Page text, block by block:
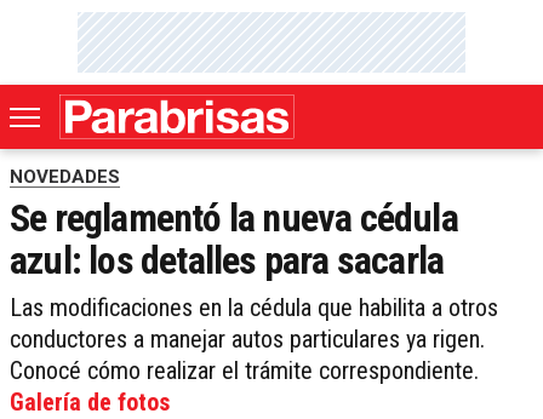
NOVEDADES
Se reglamentó la nueva cédula
azul: los detalles para sacarla
Las modificaciones en la cédula que habilita a otros
conductores a manejar autos particulares ya rigen.
Conocé cómo realizar el trámite correspondiente.
Galería de fotos